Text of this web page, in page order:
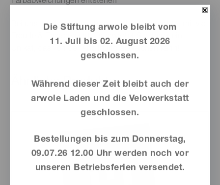
Bei uns ist alles hundertprozent handgemacht – mit viel
Freude & Engagement. Es erwartet Sie daher ein
Unikat, das von der Abbildung abweichen kann!
Ähnliche Produkte
Die Stiftung arwole bleibt vom
11. Juli bis 02. August 2026
geschlossen.
Während dieser Zeit bleibt auch der
arwole Laden und die Velowerkstatt
geschlossen.
Bestellungen bis zum Donnerstag,
09.07.26 12.00 Uhr werden noch vor
unseren Betriebsferien versendet.